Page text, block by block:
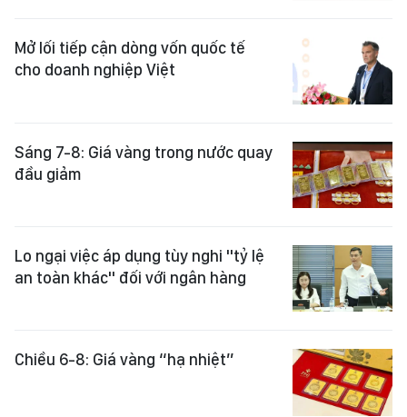
Mở lối tiếp cận dòng vốn quốc tế
cho doanh nghiệp Việt
Sáng 7-8: Giá vàng trong nước quay
đầu giảm
Lo ngại việc áp dụng tùy nghi "tỷ lệ
an toàn khác" đối với ngân hàng
Chiều 6-8: Giá vàng “hạ nhiệt”